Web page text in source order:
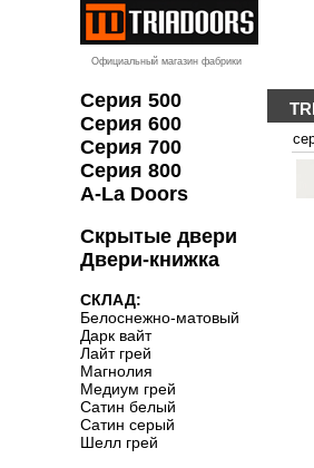
Официальный магазин фабрики
Серия 500
Серия 600
Серия 700
Серия 800
A-La Doors
Скрытые двери
Двери-книжка
СКЛАД:
Белоснежно-матовый
Дарк вайт
Лайт грей
Магнолия
Медиум грей
Сатин белый
Сатин серый
Шелл грей